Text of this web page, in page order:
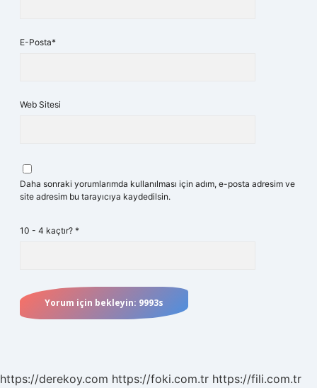
E-Posta*
Web Sitesi
Daha sonraki yorumlarımda kullanılması için adım, e-posta adresim ve
site adresim bu tarayıcıya kaydedilsin.
10 - 4 kaçtır? *
https://derekoy.com https://foki.com.tr https://fili.com.tr